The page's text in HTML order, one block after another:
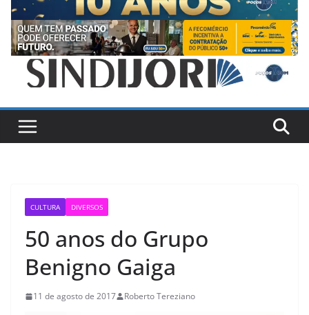
CULTURA DIVERSOS
50 anos do Grupo
Benigno Gaiga
11 de agosto de 2017 Roberto Tereziano